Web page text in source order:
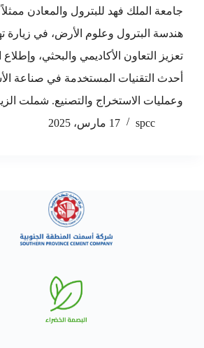
جامعة الملك فهد للبترول والمعادن ممثلاً
هندسة البترول وعلوم الأرض، في زيارة
تعزيز التعاون الأكاديمي والبحثي،
أحدث التقنيات المستخدمة في صناعة
وعمليات الاستخراج والتصنيع. شملت
spcc
17 مارس، 2025